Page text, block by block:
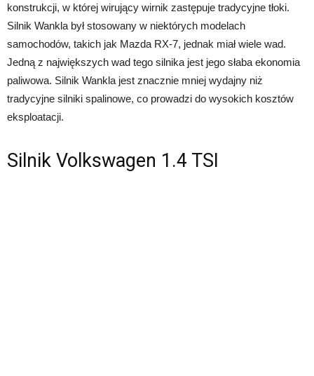
konstrukcji, w której wirujący wirnik zastępuje tradycyjne tłoki.
Silnik Wankla był stosowany w niektórych modelach
samochodów, takich jak Mazda RX-7, jednak miał wiele wad.
Jedną z największych wad tego silnika jest jego słaba ekonomia
paliwowa. Silnik Wankla jest znacznie mniej wydajny niż
tradycyjne silniki spalinowe, co prowadzi do wysokich kosztów
eksploatacji.
Silnik Volkswagen 1.4 TSI